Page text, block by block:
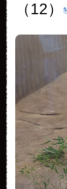
（12）